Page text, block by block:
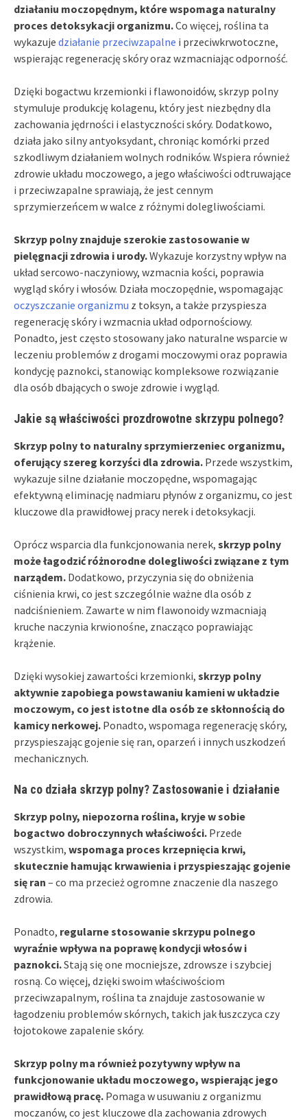
działaniu moczopędnym, które wspomaga naturalny
proces detoksykacji organizmu.Co więcej, roślina ta
wykazuje działanie przeciwzapalne i przeciwkrwotoczne,
wspierając regenerację skóry oraz wzmacniając odporność.
Dzięki bogactwu krzemionki i flawonoidów, skrzyp polny
stymuluje produkcję kolagenu, który jest niezbędny dla
zachowania jędrności i elastyczności skóry. Dodatkowo,
działa jako silny antyoksydant, chroniąc komórki przed
szkodliwym działaniem wolnych rodników. Wspiera również
zdrowie układu moczowego, a jego właściwości odtruwające
i przeciwzapalne sprawiają, że jest cennym
sprzymierzeńcem w walce z różnymi dolegliwościami.
Skrzyp polny znajduje szerokie zastosowanie w
pielęgnacji zdrowia i urody.Wykazuje korzystny wpływ na
układ sercowo-naczyniowy, wzmacnia kości, poprawia
wygląd skóry i włosów. Działa moczopędnie, wspomagając
oczyszczanie organizmu z toksyn, a także przyspiesza
regenerację skóry i wzmacnia układ odpornościowy.
Ponadto, jest często stosowany jako naturalne wsparcie w
leczeniu problemów z drogami moczowymi oraz poprawia
kondycję paznokci, stanowiąc kompleksowe rozwiązanie
dla osób dbających o swoje zdrowie i wygląd.
Jakie są właściwości prozdrowotne skrzypu polnego?
Skrzyp polny to naturalny sprzymierzeniec organizmu,
oferujący szereg korzyści dla zdrowia. Przede wszystkim,
wykazuje silne działanie moczopędne, wspomagając
efektywną eliminację nadmiaru płynów z organizmu, co jest
kluczowe dla prawidłowej pracy nerek i detoksykacji.
Oprócz wsparcia dla funkcjonowania nerek, skrzyp polny
może łagodzić różnorodne dolegliwości związane z tym
narządem. Dodatkowo, przyczynia się do obniżenia
ciśnienia krwi, co jest szczególnie ważne dla osób z
nadciśnieniem. Zawarte w nim flawonoidy wzmacniają
kruche naczynia krwionośne, znacząco poprawiając
krążenie.
Dzięki wysokiej zawartości krzemionki, skrzyp polny
aktywnie zapobiega powstawaniu kamieni w układzie
moczowym, co jest istotne dla osób ze skłonnością do
kamicy nerkowej. Ponadto, wspomaga regenerację skóry,
przyspieszając gojenie się ran, oparzeń i innych uszkodzeń
mechanicznych.
Na co działa skrzyp polny? Zastosowanie i działanie
Skrzyp polny, niepozorna roślina, kryje w sobie
bogactwo dobroczynnych właściwości. Przede
wszystkim, wspomaga proces krzepnięcia krwi,
skutecznie hamując krwawienia i przyspieszając gojenie
się ran – co ma przecież ogromne znaczenie dla naszego
zdrowia.
Ponadto, regularne stosowanie skrzypu polnego
wyraźnie wpływa na poprawę kondycji włosów i
paznokci.Stają się one mocniejsze, zdrowsze i szybciej
rosną. Co więcej, dzięki swoim właściwościom
przeciwzapalnym, roślina ta znajduje zastosowanie w
łagodzeniu problemów skórnych, takich jak łuszczyca czy
łojotokowe zapalenie skóry.
Skrzyp polny ma również pozytywny wpływ na
funkcjonowanie układu moczowego, wspierając jego
prawidłową pracę. Pomaga w usuwaniu z organizmu
moczanów, co jest kluczowe dla zachowania zdrowych